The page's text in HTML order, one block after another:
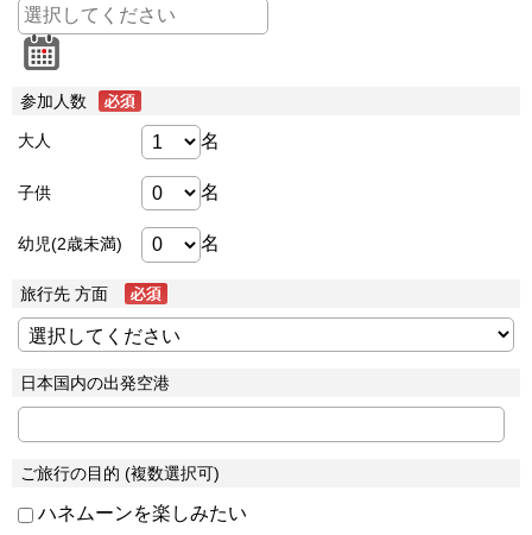
参加人数
大人 名
子供 名
幼児(2歳未満) 名
旅行先 方面
日本国内の出発空港
ご旅行の目的 (複数選択可)
ハネムーンを楽しみたい